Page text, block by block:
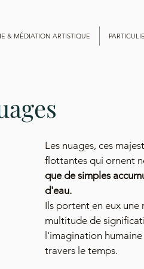
& MÉDIATION ARTISTIQUE
Les nuages, ces
flottantes qui ornent
que de simples
d'eau.
Ils portent en eux une
multitude de
l'imagination
travers le temps.